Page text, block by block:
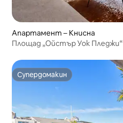
Апартамент – Книсна
Площад „Ойстър Уок Пледжи“
Супердомакин
Супердомакин